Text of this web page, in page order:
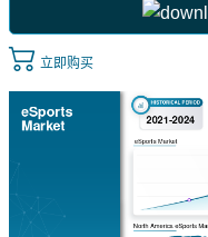
立即购买